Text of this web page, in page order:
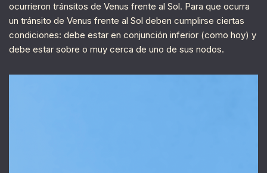
ocurrieron tránsitos de Venus frente al Sol. Para que ocurra
un tránsito de Venus frente al Sol deben cumplirse ciertas
condiciones: debe estar en conjunción inferior (como hoy) y
debe estar sobre o muy cerca de uno de sus nodos.